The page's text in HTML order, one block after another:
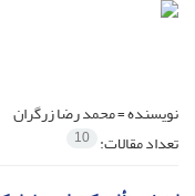
نویسنده =محمد رضا زرگران
تعداد مقالات: 10